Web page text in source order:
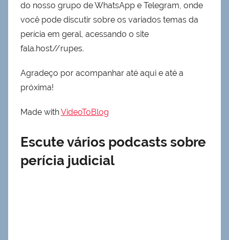
do nosso grupo de WhatsApp e Telegram, onde
você pode discutir sobre os variados temas da
perícia em geral, acessando o site
fala.host//rupes.
Agradeço por acompanhar até aqui e até a
próxima!
Made withVideoToBlog
Escute vários podcasts sobre
perícia judicial